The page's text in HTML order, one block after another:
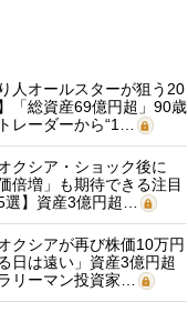
り人オールスターが狙う20
「総資産69億円超」90歳
レーダーから“1…
オクシア・ショック後に
価倍増」も期待できる注目
選】資産3億円超…
オクシアが再び株価10万円
日は遠い」資産3億円超
リーマン投資家…